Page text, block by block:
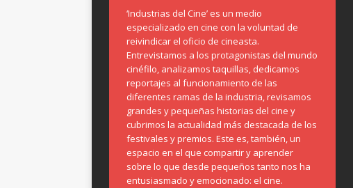
‘Industrias del Cine’ es un medio
especializado en cine con la voluntad de
reivindicar el oficio de cineasta.
Entrevistamos a los protagonistas del mundo
cinéfilo, analizamos taquillas, dedicamos
reportajes al funcionamiento de las
diferentes ramas de la industria, revisamos
grandes y pequeñas historias del cine y
cubrimos la actualidad más destacada de los
festivales y premios. Este es, también, un
espacio en el que compartir y aprender
sobre lo que desde pequeños tanto nos ha
entusiasmado y emocionado: el cine.